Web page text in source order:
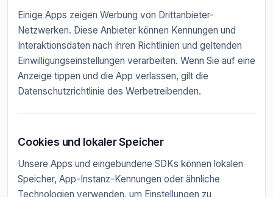
Einige Apps zeigen Werbung von Drittanbieter-
Netzwerken. Diese Anbieter können Kennungen und
Interaktionsdaten nach ihren Richtlinien und geltenden
Einwilligungseinstellungen verarbeiten. Wenn Sie auf eine
Anzeige tippen und die App verlassen, gilt die
Datenschutzrichtlinie des Werbetreibenden.
Cookies und lokaler Speicher
Unsere Apps und eingebundene SDKs können lokalen
Speicher, App-Instanz-Kennungen oder ähnliche
Technologien verwenden, um Einstellungen zu